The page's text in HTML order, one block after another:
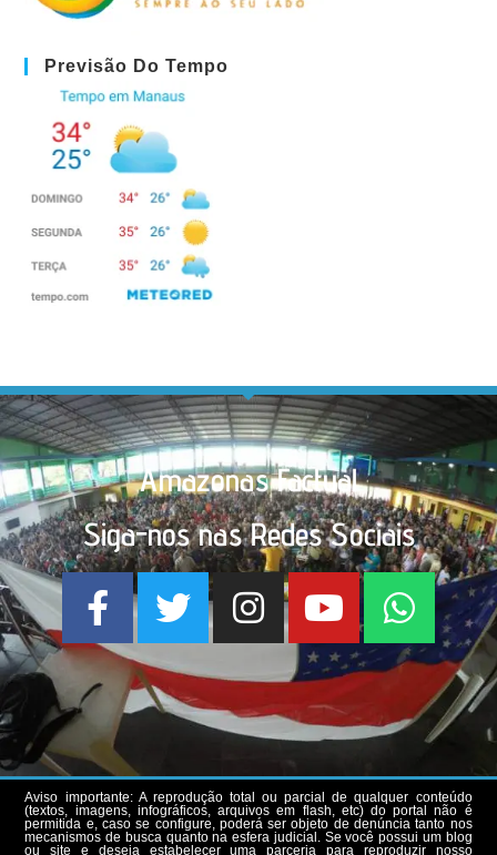
Previsão Do Tempo
Amazonas Factual
Siga-nos nas Redes Sociais
Aviso importante: A reprodução total ou parcial de qualquer conteúdo
(textos, imagens, infográficos, arquivos em flash, etc) do portal não é
permitida e, caso se configure, poderá ser objeto de denúncia tanto nos
mecanismos de busca quanto na esfera judicial. Se você possui um blog
ou site e deseja estabelecer uma parceria para reproduzir nosso